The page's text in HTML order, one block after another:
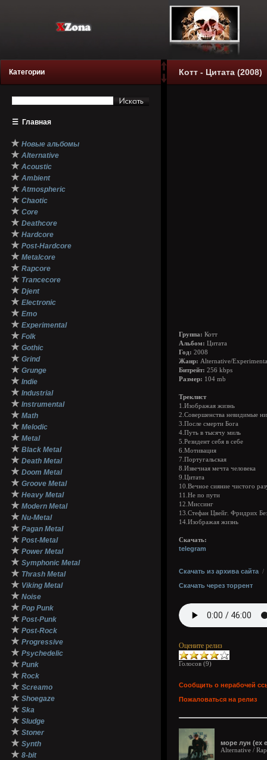
Категории
☰ Главная
★ Новые альбомы
★ Alternative
★ Acoustic
★ Ambient
★ Atmospheric
★ Chaotic
★ Core
★ Deathcore
★ Hardcore
★ Post-Hardcore
★ Metalcore
★ Rapcore
★ Trancecore
★ Djent
★ Electronic
★ Emo
★ Experimental
★ Folk
★ Gothic
★ Grind
★ Grunge
★ Indie
★ Industrial
★ Instrumental
★ Math
★ Melodic
★ Metal
★ Black Metal
★ Death Metal
★ Doom Metal
★ Groove Metal
★ Heavy Metal
★ Modern Metal
★ Nu-Metal
★ Pagan Metal
★ Post-Metal
★ Power Metal
★ Symphonic Metal
★ Thrash Metal
★ Viking Metal
★ Noise
★ Pop Punk
★ Post-Punk
★ Post-Rock
★ Progressive
★ Psychedelic
★ Punk
★ Rock
★ Screamo
★ Shoegaze
★ Ska
★ Sludge
★ Stoner
★ Synth
★ 8-bit
Котт - Цитата (2008)
Группа: Котт
Альбом: Цитата
Год: 2008
Жанр: Alternative/
Битрейт: 256 kbps
Размер: 104 mb
Треклист
1.Изображая жизнь
2.Совершенства невидимые
3.После смерти Бога
4.Путь в тысячу миль
5.Резидент себя в себе
6.Мотивация
7.Португальская
8.Извечная мечта человека
9.Цитата
10.Вечное сияние чистого
11.Не по пути
12.Миссинг
13.Стефан Цвейг. Фридрих
14.Изображая жизнь
Скачать:
telegram
Скачать из архива сайта /
Скачать через торрент
Оцените релиз
Голосов (9)
Сообщить о нерабочей
Пожаловаться на релиз
море лун (ex
Alternative /